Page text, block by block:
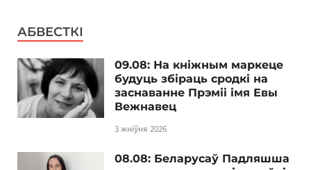
АБВЕСТКІ
09.08: На кніжным маркеце
будуць збіраць сродкі на
заснаванне Прэміі імя Евы
Вежнавец
3 жніўня 2026
08.08: Беларусаў Падляшша